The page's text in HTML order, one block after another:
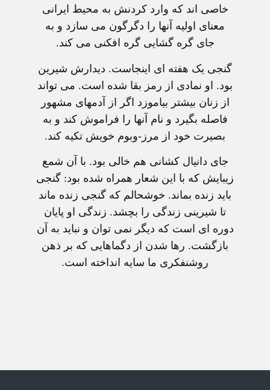
خاصی اند که وارد کردنش به محيط ايرانی
معنای اوليه آنها را دگرگون می سازد و به
جای گره گشايی گره افکنی می کند.
گنجی يک هفته ای اينجاست. ديدارش شيرين
بود. او نمادی از رمز بقا شده است. می تواند
از زنان بيشتر بياموزد اگر از آدمهای مشهور
فاصله بگيرد و نام آنها را فراموش کند و به
بصيرت خود از مرز-وبوم خويش تکيه کند.
جای دانيال کشانی هم خالی بود. با آن شمع
زيبايش که با اين شعار همراه شده بود: گنجی
بايد زنده بماند. خوشحالم که گنجی زنده ماند
تا شيرينی زندگی را بچشد. زندگی او پايان
دوره ای است که ديگر نمی توان و نبايد به آن
بازگشت. رها شدن از دگماهايی که بر ذهن
روشنفکری ما سايه انداخته است.